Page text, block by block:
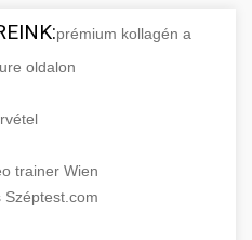
prémium kollagén a
oldalon
trainer Wien